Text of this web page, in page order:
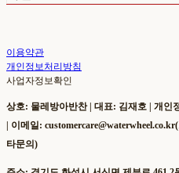
이용약관
개인정보처리방침
사업자정보확인
상호: 물레방아반찬 | 대표: 김재호 | 개인
| 이메일:
타문의)